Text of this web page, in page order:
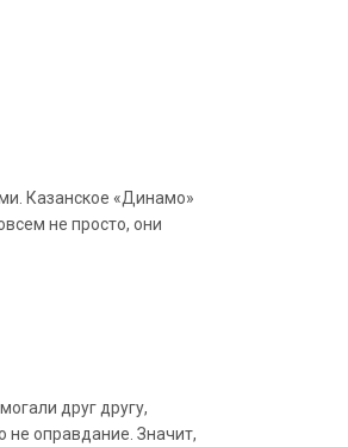
Казанское «Динамо»
не просто, они
друг другу,
не оправдание. Значит,